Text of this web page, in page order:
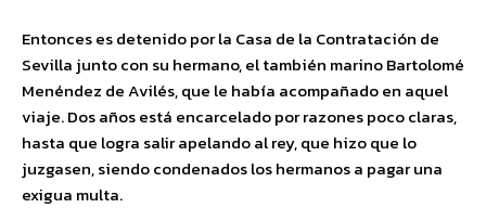
Entonces es detenido por la Casa de la Contratación de
Sevilla junto con su hermano, el también marino Bartolomé
Menéndez de Avilés, que le había acompañado en aquel
viaje. Dos años está encarcelado por razones poco claras,
hasta que logra salir apelando al rey, que hizo que lo
juzgasen, siendo condenados los hermanos a pagar una
exigua multa.